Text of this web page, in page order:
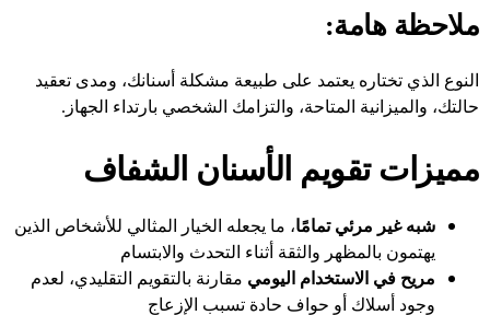
ملاحظة هامة:
النوع الذي تختاره يعتمد على طبيعة مشكلة أسنانك، ومدى تعقيد
حالتك، والميزانية المتاحة، والتزامك الشخصي بارتداء الجهاز.
مميزات تقويم الأسنان الشفاف
شبه غير مرئي تمامًا، ما يجعله الخيار المثالي للأشخاص الذين
يهتمون بالمظهر والثقة أثناء التحدث والابتسام
مريح في الاستخدام اليومي مقارنة بالتقويم التقليدي، لعدم
وجود أسلاك أو حواف حادة تسبب الإزعاج